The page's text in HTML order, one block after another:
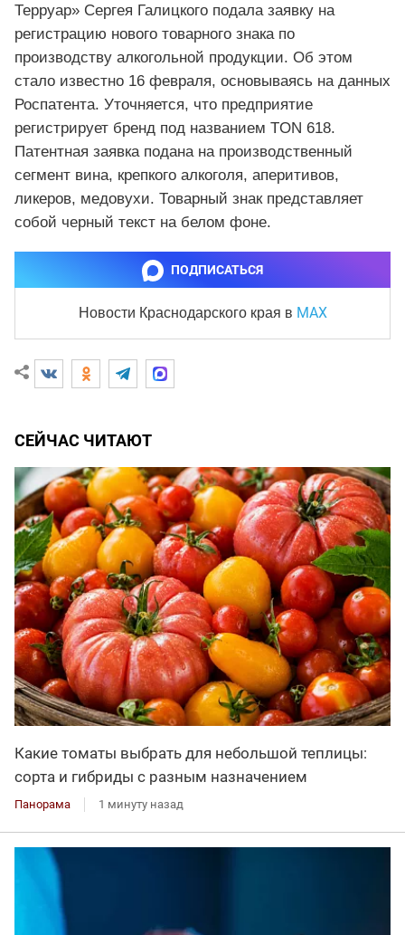
Терруар» Сергея Галицкого подала заявку на
регистрацию нового товарного знака по
производству алкогольной продукции. Об этом
стало известно 16 февраля, основываясь на данных
Роспатента. Уточняется, что предприятие
регистрирует бренд под названием TON 618.
Патентная заявка подана на производственный
сегмент вина, крепкого алкоголя, аперитивов,
ликеров, медовухи. Товарный знак представляет
собой черный текст на белом фоне.
ПОДПИСАТЬСЯ
Новости Краснодарского края в MAX
СЕЙЧАС ЧИТАЮТ
Какие томаты выбрать для небольшой теплицы:
сорта и гибриды с разным назначением
Панорама 1 минуту назад